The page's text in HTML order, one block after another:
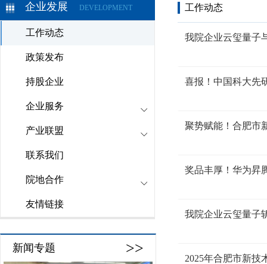
企业发展 DEVELOPMENT
工作动态
政策发布
持股企业
企业服务
产业联盟
联系我们
院地合作
友情链接
新闻专题 >>
工作动态
我院企业云玺量子
喜报！中国科大先
聚势赋能！合肥市
奖品丰厚！华为昇
我院企业云玺量子
2025年合肥市新技